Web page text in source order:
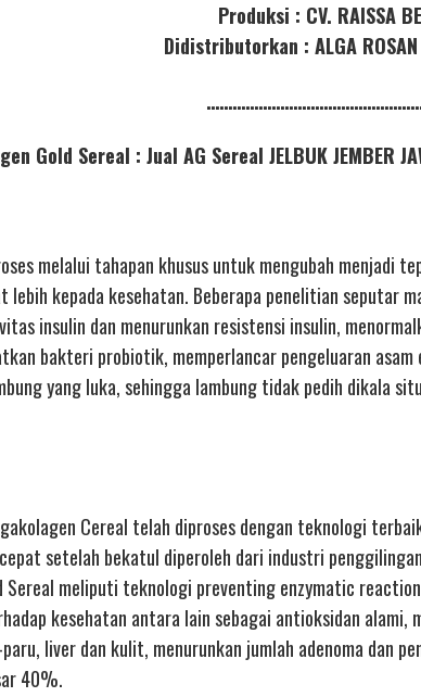
Produksi : CV. RAISSA
Didistributorkan : ALGA ROSAN
Gold Sereal : Jual AG Sereal JELBUK JEMBER
melalui tahapan khusus untuk mengubah menjadi
lebih kepada kesehatan. Beberapa penelitian seputar
insulin dan menurunkan resistensi insulin,
bakteri probiotik, memperlancar pengeluaran asam
yang luka, sehingga lambung tidak pedih dikala
Cereal telah diproses dengan teknologi
setelah bekatul diperoleh dari industri
Sereal meliputi teknologi preventing enzymatic
kesehatan antara lain sebagai antioksidan
liver dan kulit, menurunkan jumlah adenoma dan
40%.